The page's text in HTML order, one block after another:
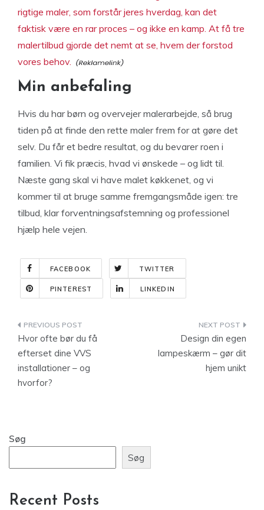
rigtige maler, som forstår jeres hverdag, kan det
faktisk være en rar proces – og ikke en kamp. At få tre
malertilbud gjorde det nemt at se, hvem der forstod
vores behov.
Min anbefaling
Hvis du har børn og overvejer malerarbejde, så brug
tiden på at finde den rette maler frem for at gøre det
selv. Du får et bedre resultat, og du bevarer roen i
familien. Vi fik præcis, hvad vi ønskede – og lidt til.
Næste gang skal vi have malet køkkenet, og vi
kommer til at bruge samme fremgangsmåde igen: tre
tilbud, klar forventningsafstemning og professionel
hjælp hele vejen.
FACEBOOK TWITTER
PINTEREST LINKEDIN
Indlægsnavigation
Hvor ofte bør du få
efterset dine VVS
installationer – og
hvorfor?
Design din egen
lampeskærm – gør dit
hjem unikt
Søg
Søg
Recent Posts